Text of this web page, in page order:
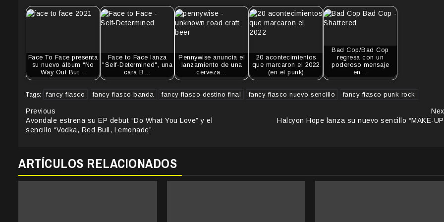
Face To Face presenta
su nuevo álbum “No
Way Out But…
Face to Face lanza
"Self-Determined", una
cara B…
Pennywise anuncia el
lanzamiento de una
cerveza…
20 acontecimientos
que marcaron el 2022
(en el punk)
Bad Cop/Bad Cop
regresa con un
poderoso mensaje
en…
Tags: fancy fiasco fancy fiasco banda fancy fiasco destino final fancy fiasco nuevo sencillo fancy fiasco punk rock
Continue
Reading
Previous
Avondale estrena su EP debut “Do What You Love” y el
sencillo “Vodka, Red Bull, Lemonade”
Halcyon Hope lanza su nuevo sencillo “MAKE-
ARTÍCULOS RELACIONADOS